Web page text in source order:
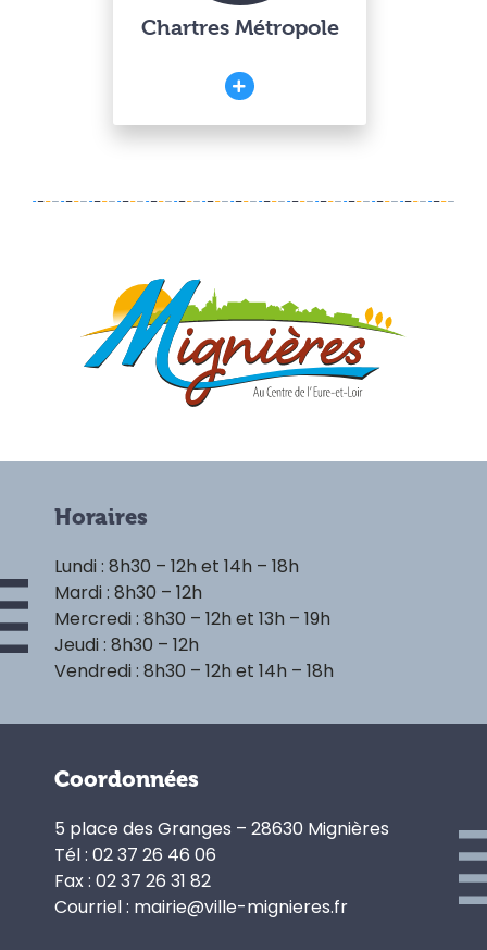
Chartres Métropole
Horaires
Lundi : 8h30 – 12h et 14h – 18h
Mardi : 8h30 – 12h
Mercredi : 8h30 – 12h et 13h – 19h
Jeudi : 8h30 – 12h
Vendredi : 8h30 – 12h et 14h – 18h
Coordonnées
5 place des Granges – 28630 Mignières
Tél : 02 37 26 46 06
Fax : 02 37 26 31 82
Courriel : mairie@ville-mignieres.fr